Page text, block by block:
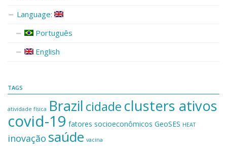
Language:
Português
English
TAGS
atividade física Brazil cidade clusters ativos
covid-19 fatores socioeconômicos GeoSES HEAT
inovação saúde vacina